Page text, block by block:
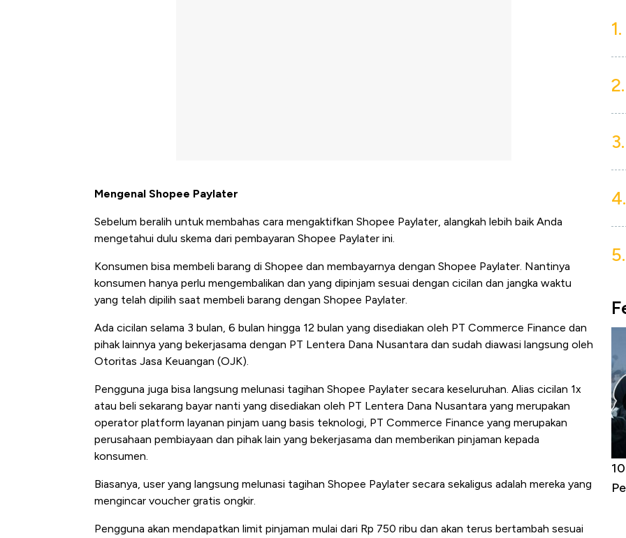
Mengenal Shopee Paylater
Sebelum beralih untuk membahas cara mengaktifkan Shopee Paylater, alangkah lebih baik Anda
mengetahui dulu skema dari pembayaran Shopee Paylater ini.
Konsumen bisa membeli barang di Shopee dan membayarnya dengan Shopee Paylater. Nantinya
konsumen hanya perlu mengembalikan dan yang dipinjam sesuai dengan cicilan dan jangka waktu
yang telah dipilih saat membeli barang dengan Shopee Paylater.
Ada cicilan selama 3 bulan, 6 bulan hingga 12 bulan yang disediakan oleh PT Commerce Finance dan
pihak lainnya yang bekerjasama dengan PT Lentera Dana Nusantara dan sudah diawasi langsung oleh
Otoritas Jasa Keuangan (OJK).
Pengguna juga bisa langsung melunasi tagihan Shopee Paylater secara keseluruhan. Alias cicilan 1x
atau beli sekarang bayar nanti yang disediakan oleh PT Lentera Dana Nusantara yang merupakan
operator platform layanan pinjam uang basis teknologi, PT Commerce Finance yang merupakan
perusahaan pembiayaan dan pihak lain yang bekerjasama dan memberikan pinjaman kepada
konsumen.
Biasanya, user yang langsung melunasi tagihan Shopee Paylater secara sekaligus adalah mereka yang
mengincar voucher gratis ongkir.
Pengguna akan mendapatkan limit pinjaman mulai dari Rp 750 ribu dan akan terus bertambah sesuai
1.
2.
3.
4.
5.
Tembaga Terbang ke Zona Berbahaya
10